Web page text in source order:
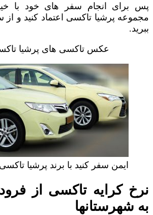
پس برای انجام سفر های خود با
مجموعه پرشیا تاکسی اعتماد کنید و
ببرید.
عکس تاکسی های پرشیا
ایمن سفر کنید با برند پرشیا تاکسی
نرخ کرایه تاکسی از
به شهرستانها